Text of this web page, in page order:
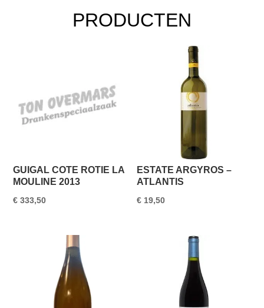
PRODUCTEN
GUIGAL COTE ROTIE LA
MOULINE 2013
€ 333,50
ESTATE ARGYROS –
ATLANTIS
€ 19,50